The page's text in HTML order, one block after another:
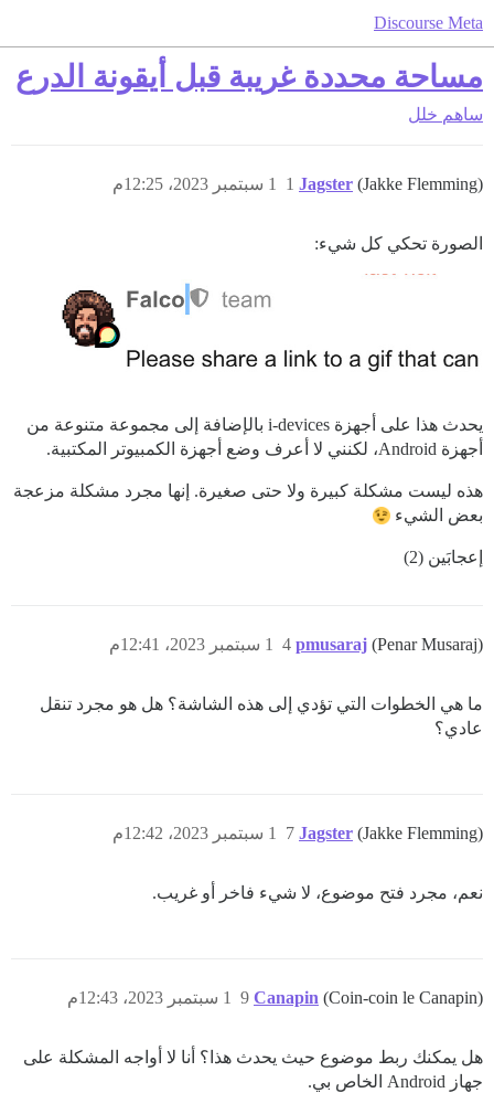
Discourse Meta
مساحة محددة غريبة قبل أيقونة الدرع
ساهم خلل
Jagster (Jakke Flemming) 1 سبتمبر 2023، 12:25م 1
الصورة تحكي كل شيء:
يحدث هذا على أجهزة i-devices بالإضافة إلى مجموعة متنوعة من
أجهزة Android، لكنني لا أعرف وضع أجهزة الكمبيوتر المكتبية.
هذه ليست مشكلة كبيرة ولا حتى صغيرة. إنها مجرد مشكلة مزعجة
بعض الشيء
إعجابَين (2)
pmusaraj (Penar Musaraj) 1 سبتمبر 2023، 12:41م 4
ما هي الخطوات التي تؤدي إلى هذه الشاشة؟ هل هو مجرد تنقل
عادي؟
Jagster (Jakke Flemming) 1 سبتمبر 2023، 12:42م 7
نعم، مجرد فتح موضوع، لا شيء فاخر أو غريب.
Canapin (Coin-coin le Canapin) 1 سبتمبر 2023، 12:43م 9
هل يمكنك ربط موضوع حيث يحدث هذا؟ أنا لا أواجه المشكلة على
جهاز Android الخاص بي.